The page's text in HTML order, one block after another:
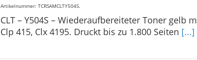
Artikelnummer: TCRSAMCLTY504S.
CLT – Y504S – Wiederaufbereiteter Toner gelb
Clp 415, Clx 4195. Druckt bis zu 1.800 Seiten [...]